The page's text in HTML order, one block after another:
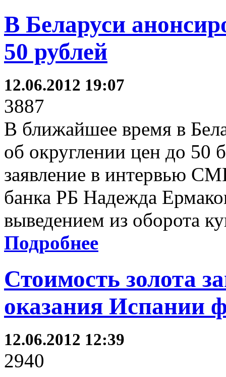
В Беларуси
50 рублей
12.06.2012 19:07
3887
В ближайшее время в
об округлении цен до 50
заявление в интервью
банка РБ Надежда
выведением из оборота
Подробнее
Стоимость золота
оказания Испании
12.06.2012 12:39
2940